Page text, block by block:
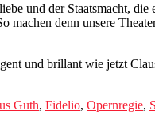
und der Staatsmacht,
machen denn unsere
und brillant wie jetzt
Guth, Fidelio, Opernregie,